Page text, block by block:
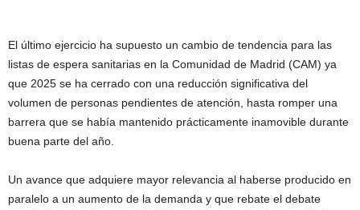
El último ejercicio ha supuesto un cambio de tendencia para las
listas de espera sanitarias en la Comunidad de Madrid (CAM) ya
que 2025 se ha cerrado con una reducción significativa del
volumen de personas pendientes de atención, hasta romper una
barrera que se había mantenido prácticamente inamovible durante
buena parte del año.
Un avance que adquiere mayor relevancia al haberse producido en
paralelo a un aumento de la demanda y que rebate el debate